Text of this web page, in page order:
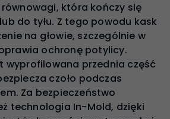
która kończy się
do tyłu. Z tego powodu kask
na głowie, szczególnie w
ochronę potylicy.
wyprofilowana przednia część
czoło podczas
Za bezpieczeństwo
technologia In-Mold, dzięki